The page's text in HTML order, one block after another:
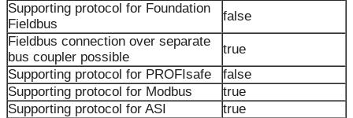
Supporting protocol for Foundation
Fieldbus
false
Fieldbus connection over separate
bus coupler possible
true
Supporting protocol for PROFIsafe
false
Supporting protocol for Modbus
true
Supporting protocol for ASI
true